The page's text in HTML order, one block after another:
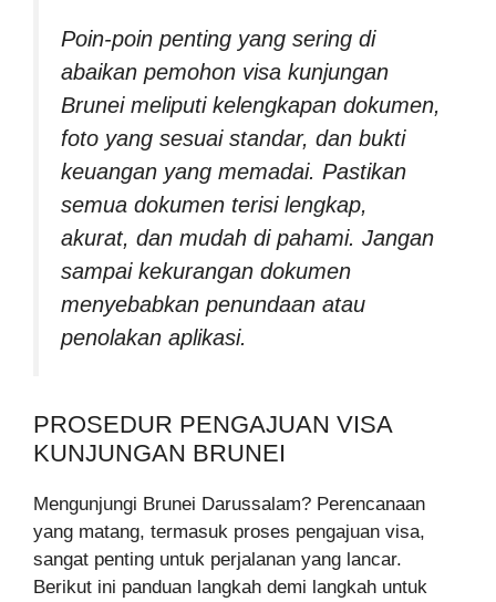
Poin-poin penting yang sering di
abaikan pemohon visa kunjungan
Brunei meliputi kelengkapan dokumen,
foto yang sesuai standar, dan bukti
keuangan yang memadai. Pastikan
semua dokumen terisi lengkap,
akurat, dan mudah di pahami. Jangan
sampai kekurangan dokumen
menyebabkan penundaan atau
penolakan aplikasi.
PROSEDUR PENGAJUAN VISA
KUNJUNGAN BRUNEI
Mengunjungi Brunei Darussalam? Perencanaan
yang matang, termasuk proses pengajuan visa,
sangat penting untuk perjalanan yang lancar.
Berikut ini panduan langkah demi langkah untuk